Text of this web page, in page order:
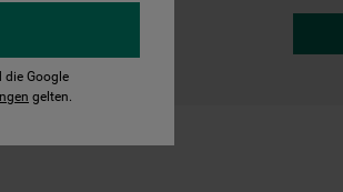
die Google
gelten.